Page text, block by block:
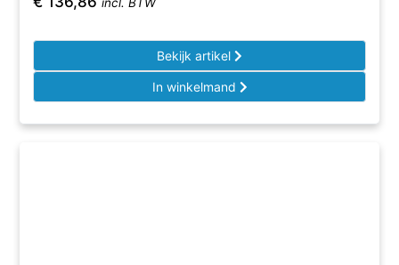
Bekijk artikel
In winkelmand